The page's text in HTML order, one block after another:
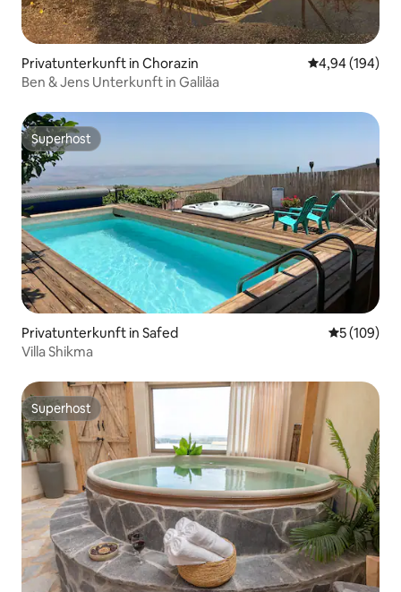
Privatunterkunft in Chorazin
4,94 (194)
Ben & Jens Unterkunft in Galiläa
Superhost
Superhost
Privatunterkunft in Safed
5 (109)
Villa Shikma
Superhost
Superhost